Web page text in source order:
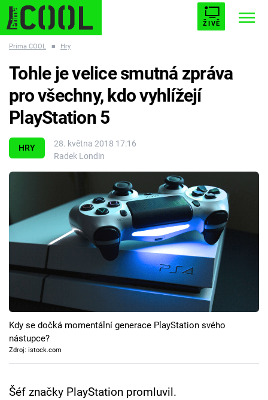
ŽIVĚ
ESCAPE PLNEJ KOTEL AVENGERS 5
Témata
Seriály
Cool Esport
Pořady
TV Program
Sledujte prima+
Prima COOL ■ Hry
HRY
28. května 2018 17:16
Radek Londin
Tohle je velice smutná zpráva
pro všechny, kdo vyhlížejí
PlayStation 5
Kdy se dočká momentální generace PlayStation svého
nástupce?
Zdroj: istock.com
Šéf značky PlayStation promluvil.